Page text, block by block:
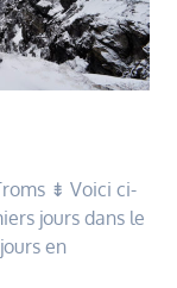
⇟ Voici ci-
jours dans le
en